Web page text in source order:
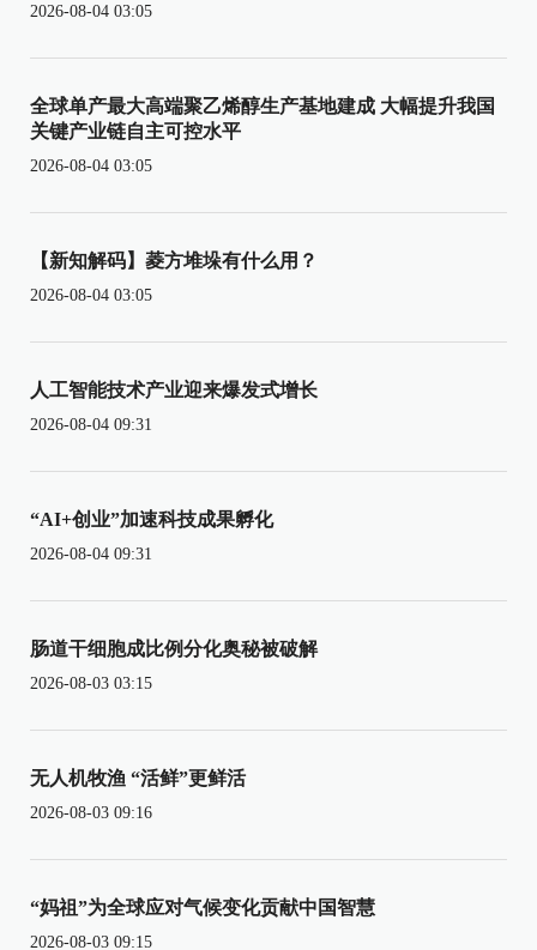
2026-08-04 03:05
全球单产最大高端聚乙烯醇生产基地建成 大幅提升我国
关键产业链自主可控水平
2026-08-04 03:05
【新知解码】菱方堆垛有什么用？
2026-08-04 03:05
人工智能技术产业迎来爆发式增长
2026-08-04 09:31
“AI+创业”加速科技成果孵化
2026-08-04 09:31
肠道干细胞成比例分化奥秘被破解
2026-08-03 03:15
无人机牧渔 “活鲜”更鲜活
2026-08-03 09:16
“妈祖”为全球应对气候变化贡献中国智慧
2026-08-03 09:15